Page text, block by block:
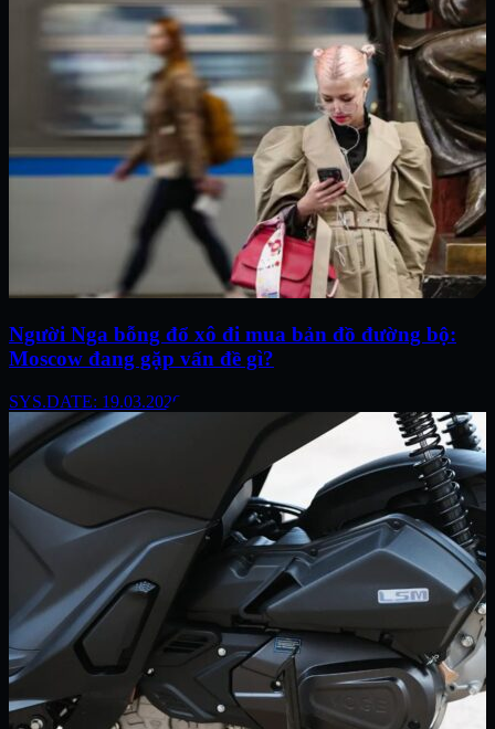
Người Nga bỗng đổ xô đi mua bản đồ đường bộ:
Moscow đang gặp vấn đề gì?
SYS.DATE: 19.03.2026